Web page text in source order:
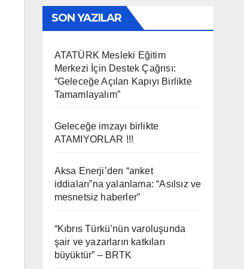
SON YAZILAR
ATATÜRK Mesleki Eğitim
Merkezi İçin Destek Çağrısı:
“Geleceğe Açılan Kapıyı Birlikte
Tamamlayalım”
Geleceğe imzayı birlikte
ATAMIYORLAR !!!
Aksa Enerji’den “anket
iddiaları”na yalanlama: “Asılsız ve
mesnetsiz haberler”
“Kıbrıs Türkü’nün varoluşunda
şair ve yazarların katkıları
büyüktür” – BRTK